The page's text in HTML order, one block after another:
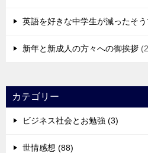
英語を好きな中学生が減ったそ
新年と新成人の方々への御挨拶
カテゴリー
ビジネス社会とお勉強 (3)
世情感想 (88)